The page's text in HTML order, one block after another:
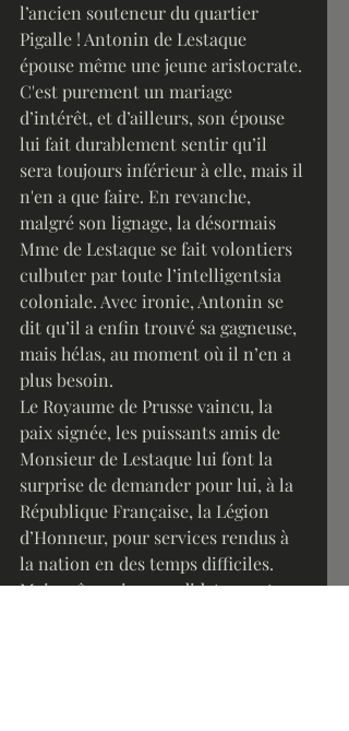
l’ancien souteneur du quartier
Pigalle ! Antonin de Lestaque
épouse même une jeune aristocrate.
C'est purement un mariage
d’intérêt, et d’ailleurs, son épouse
lui fait durablement sentir qu’il
sera toujours inférieur à elle, mais il
n'en a que faire. En revanche,
malgré son lignage, la désormais
Mme de Lestaque se fait volontiers
culbuter par toute l’intelligentsia
coloniale. Avec ironie, Antonin se
dit qu’il a enfin trouvé sa gagneuse,
mais hélas, au moment où il n’en a
plus besoin.
Le Royaume de Prusse vaincu, la
paix signée, les puissants amis de
Monsieur de Lestaque lui font la
surprise de demander pour lui, à la
République Française, la Légion
d’Honneur, pour services rendus à
la nation en des temps difficiles.
Mais même si sa candidature est